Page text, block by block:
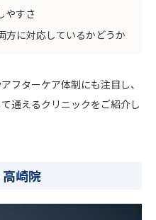
やすさ
方に対応しているかどうか
フターケア体制にも注目し、
通えるクリニックをご紹介し
崎院